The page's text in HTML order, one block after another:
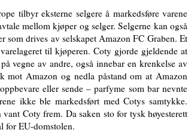
tilbyr eksterne selgere å markedsføre varene
mellom kjøper og selger. Selgerne kan også
som drives av selskapet Amazon FC Graben. Et
til kjøperen. Coty gjorde gjeldende at
vegne av andre, også innebar en krenkelse av
mot Amazon og nedla påstand om at Amazon
eller sende – parfyme som bar nevnte
ikke ble markedsført med Cotys samtykke.
Coty frem. Da saken sto for tysk høyesterett
for EU-domstolen.